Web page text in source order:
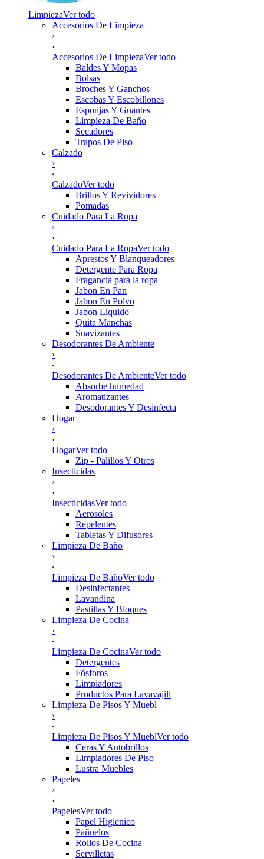
LimpiezaVer todo
Accesorios De Limpieza
›
‹
Accesorios De LimpiezaVer todo
Baldes Y Mopas
Bolsas
Broches Y Ganchos
Escobas Y Escobillones
Esponjas Y Guantes
Limpieza De Baño
Secadores
Trapos De Piso
Calzado
›
‹
CalzadoVer todo
Brillos Y Revividores
Pomadas
Cuidado Para La Ropa
›
‹
Cuidado Para La RopaVer todo
Aprestos Y Blanqueadores
Detergente Para Ropa
Fragancia para la ropa
Jabon En Pan
Jabon En Polvo
Jabon Liquido
Quita Manchas
Suavizantes
Desodorantes De Ambiente
›
‹
Desodorantes De AmbienteVer todo
Absorbe humedad
Aromatizantes
Desodorantes Y Desinfecta
Hogar
›
‹
HogarVer todo
Zip - Palillos Y Otros
Insecticidas
›
‹
InsecticidasVer todo
Aerosoles
Repelentes
Tabletas Y Difusores
Limpieza De Baño
›
‹
Limpieza De BañoVer todo
Desinfectantes
Lavandina
Pastillas Y Bloques
Limpieza De Cocina
›
‹
Limpieza De CocinaVer todo
Detergentes
Fósforos
Limpiadores
Productos Para Lavavajill
Limpieza De Pisos Y Muebl
›
‹
Limpieza De Pisos Y MueblVer todo
Ceras Y Autobrillos
Limpiadores De Piso
Lustra Muebles
Papeles
›
‹
PapelesVer todo
Papel Higienico
Pañuelos
Rollos De Cocina
Servilletas